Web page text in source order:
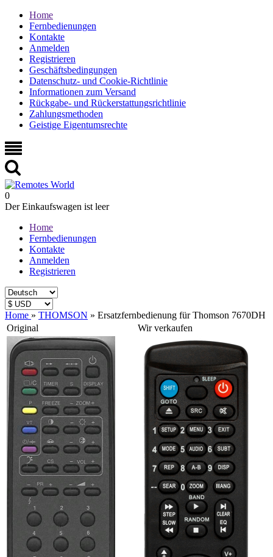
Home
Fernbedienungen
Kontakte
Anmelden
Registrieren
Geschäftsbedingungen
Datenschutz- und Cookie-Richtlinie
Informationen zum Versand
Rückgabe- und Rückerstattungsrichtlinie
Zahlungsmethoden
Geistige Eigentumsrechte
0
Der Einkaufswagen ist leer
Home
Fernbedienungen
Kontakte
Anmelden
Registrieren
Home » THOMSON » Ersatzfernbedienung für Thomson 7670DH
Original
Wir verkaufen